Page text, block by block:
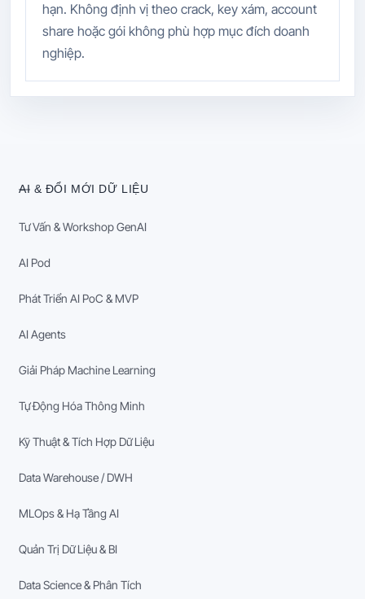
hạn. Không định vị theo crack, key xám, account
share hoặc gói không phù hợp mục đích doanh
nghiệp.
AI & ĐỔI MỚI DỮ LIỆU
Tư Vấn & Workshop GenAI
AI Pod
Phát Triển AI PoC & MVP
AI Agents
Giải Pháp Machine Learning
Tự Động Hóa Thông Minh
Kỹ Thuật & Tích Hợp Dữ Liệu
Data Warehouse / DWH
MLOps & Hạ Tầng AI
Quản Trị Dữ Liệu & BI
Data Science & Phân Tích